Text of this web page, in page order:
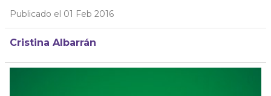
Publicado el 01 Feb 2016
Cristina Albarrán